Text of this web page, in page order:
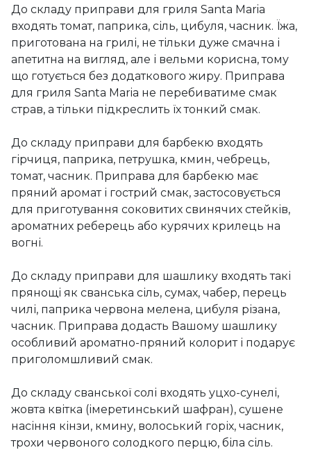
До складу приправи для гриля Santa Maria
входять томат, паприка, сіль, цибуля, часник. Їжа,
приготована на грилі, не тільки дуже смачна і
апетитна на вигляд, але і вельми корисна, тому
що готується без додаткового жиру. Приправа
для гриля Santa Maria не перебиватиме смак
страв, а тільки підкреслить їх тонкий смак.
До складу приправи для барбекю входять
гірчиця, паприка, петрушка, кмин, чебрець,
томат, часник. Приправа для барбекю має
пряний аромат і гострий смак, застосовується
для приготування соковитих свинячих стейків,
ароматних реберець або курячих крилець на
вогні.
До складу приправи для шашлику входять такі
прянощі як сванська сіль, сумах, чабер, перець
чилі, паприка червона мелена, цибуля різана,
часник. Приправа додасть Вашому шашлику
особливий ароматно-пряний колорит і подарує
приголомшливий смак.
До складу сванської солі входять уцхо-сунелі,
жовта квітка (імеретинський шафран), сушене
насіння кінзи, кмину, волоський горіх, часник,
трохи червоного солодкого перцю, біла сіль.